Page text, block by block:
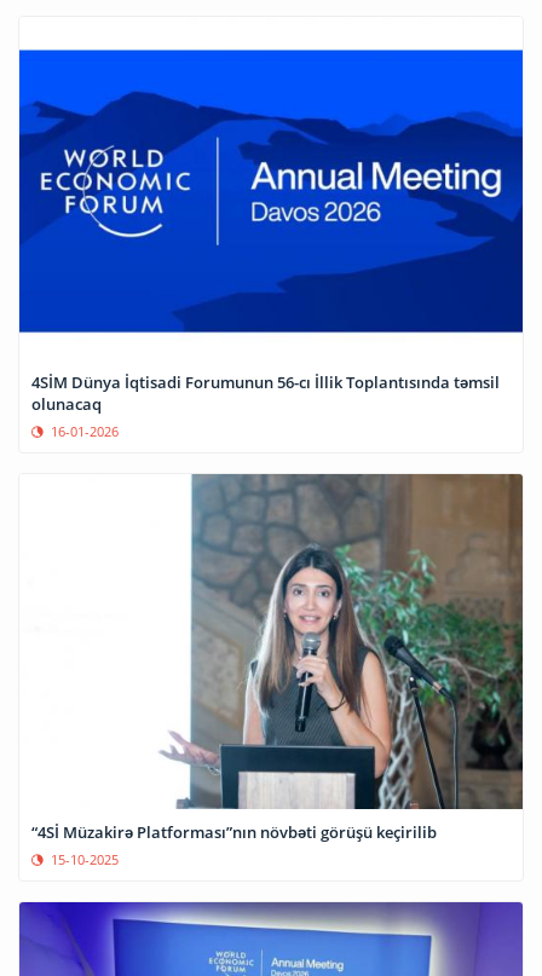
4SİM Dünya İqtisadi Forumunun 56-cı İllik Toplantısında təmsil
olunacaq
16-01-2026
“4Sİ Müzakirə Platforması”nın növbəti görüşü keçirilib
15-10-2025